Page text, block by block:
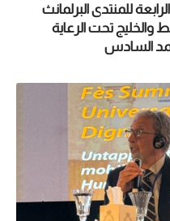
للمنتدى البرلمانث
والخليج تحت الرعاية
السادس